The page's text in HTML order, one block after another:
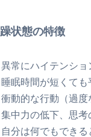
躁状態の特徴
異常にハイテンシ
睡眠時間が短くても
衝動的な行動（過度
集中力の低下、思考
自分は何でもでき